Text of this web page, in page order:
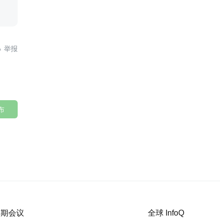
会议 全球 InfoQ